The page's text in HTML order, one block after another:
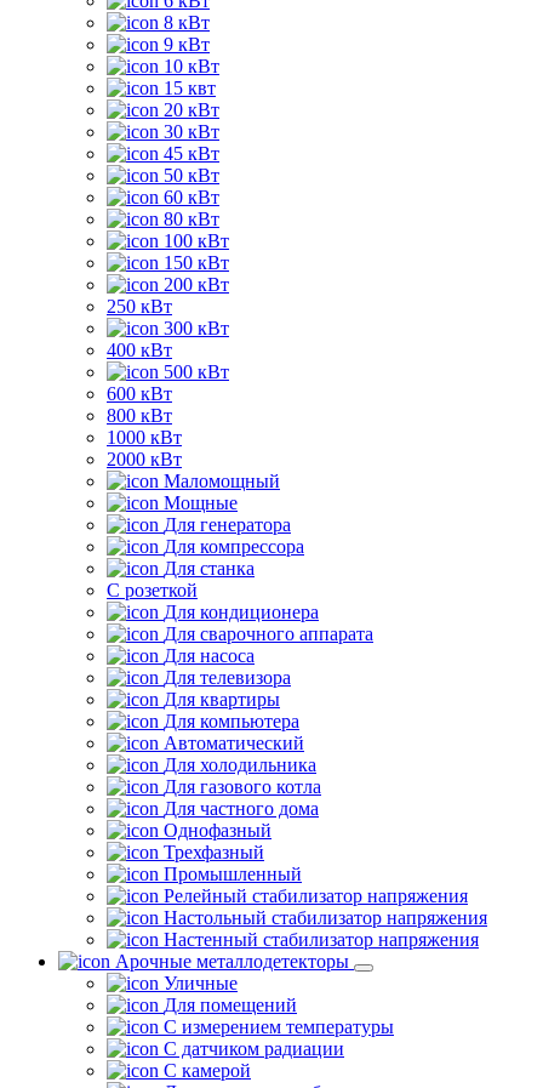
8 кВт
9 кВт
10 кВт
15 квт
20 кВт
30 кВт
45 кВт
50 кВт
60 кВт
80 кВт
100 кВт
150 кВт
200 кВт
250 кВт
300 кВт
400 кВт
500 кВт
600 кВт
800 кВт
1000 кВт
2000 кВт
Маломощный
Мощные
Для генератора
Для компрессора
Для станка
C розеткой
Для кондиционера
Для сварочного аппарата
Для насоса
Для телевизора
Для квартиры
Для компьютера
Автоматический
Для холодильника
Для газового котла
Для частного дома
Однофазный
Трехфазный
Промышленный
Релейный стабилизатор напряжения
Настольный стабилизатор напряжения
Настенный стабилизатор напряжения
Арочные металлодетекторы
Уличные
Для помещений
С измерением температуры
С датчиком радиации
С камерой